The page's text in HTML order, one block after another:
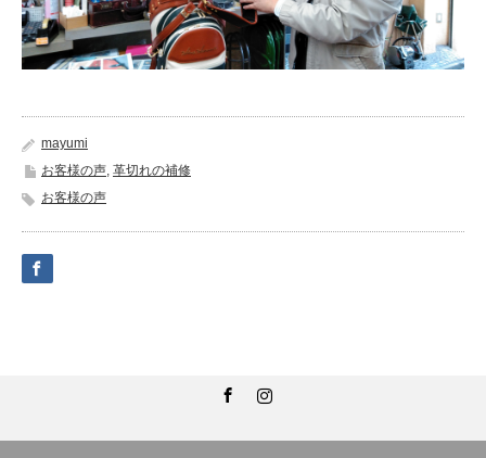
mayumi
お客様の声, 革切れの補修
お客様の声